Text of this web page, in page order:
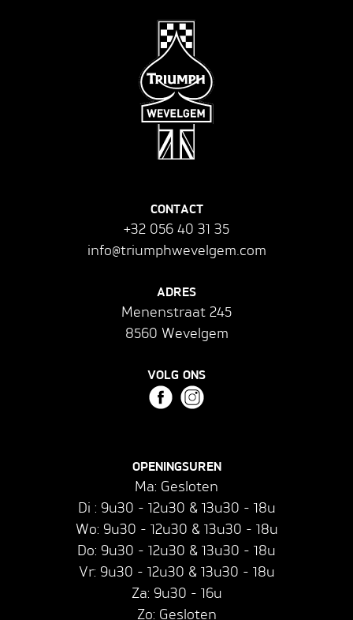
CONTACT
+32 056 40 31 35
info@triumphwevelgem.com
ADRES
Menenstraat 245
8560 Wevelgem
VOLG ONS
OPENINGSUREN
Ma: Gesloten
Di : 9u30 - 12u30 & 13u30 - 18u
Wo: 9u30 - 12u30 & 13u30 - 18u
Do: 9u30 - 12u30 & 13u30 - 18u
Vr: 9u30 - 12u30 & 13u30 - 18u
Za: 9u30 - 16u
Zo: Gesloten